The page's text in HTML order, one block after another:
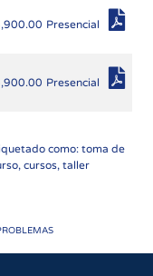
Presencial
Presencial
como: toma de
cursos, taller